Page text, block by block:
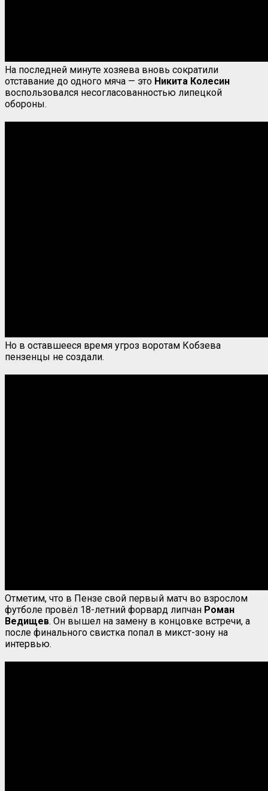
На последней минуте хозяева вновь сократили
отставание до одного мяча — это Никита Колесин
воспользовался несогласованностью липецкой
обороны.
Но в оставшееся время угроз воротам Кобзева
пензенцы не создали.
Отметим, что в Пензе свой первый матч во взрослом
футболе провёл 18-летний форвард липчан Роман
Ведищев. Он вышел на замену в концовке встречи, а
после финального свистка попал в микст-зону на
интервью.